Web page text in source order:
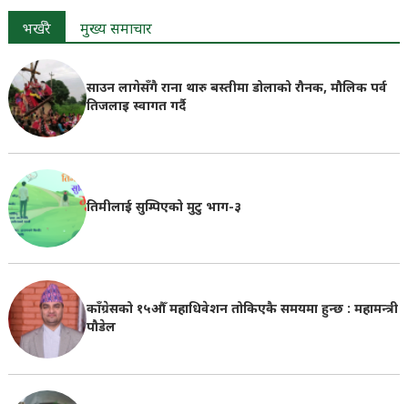
भर्खरै मुख्य समाचार
साउन लागेसँगै राना थारु बस्तीमा डोलाको रौनक, मौलिक पर्व
तिजलाइ स्वागत गर्दै
तिमीलाई सुम्पिएको मुटु भाग-३
काँग्रेसको १५औँ महाधिवेशन तोकिएकै समयमा हुन्छ : महामन्त्री
पौडेल